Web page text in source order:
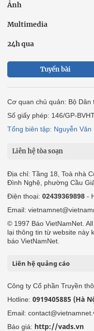
Ảnh
Multimedia
24h qua
Tuyến bài
Cơ quan chủ quản: Bộ Dân
Số giấy phép: 146/GP-
Tổng biên tập: Nguyễn Văn
Liên hệ tòa soạn
Địa chỉ: Tầng 18, Toà nhà
Đình Nghệ, phường Cầu
Điện thoại: 02439369898 -
Email:
© 1997 Báo VietNamNet.
lại thông tin từ website này
báo VietNamNet.
Liên hệ quảng cáo
Công ty Cổ phần Truyền
Hotline: 0919405885 (Hà
Email:
Báo giá: http://vads.vn